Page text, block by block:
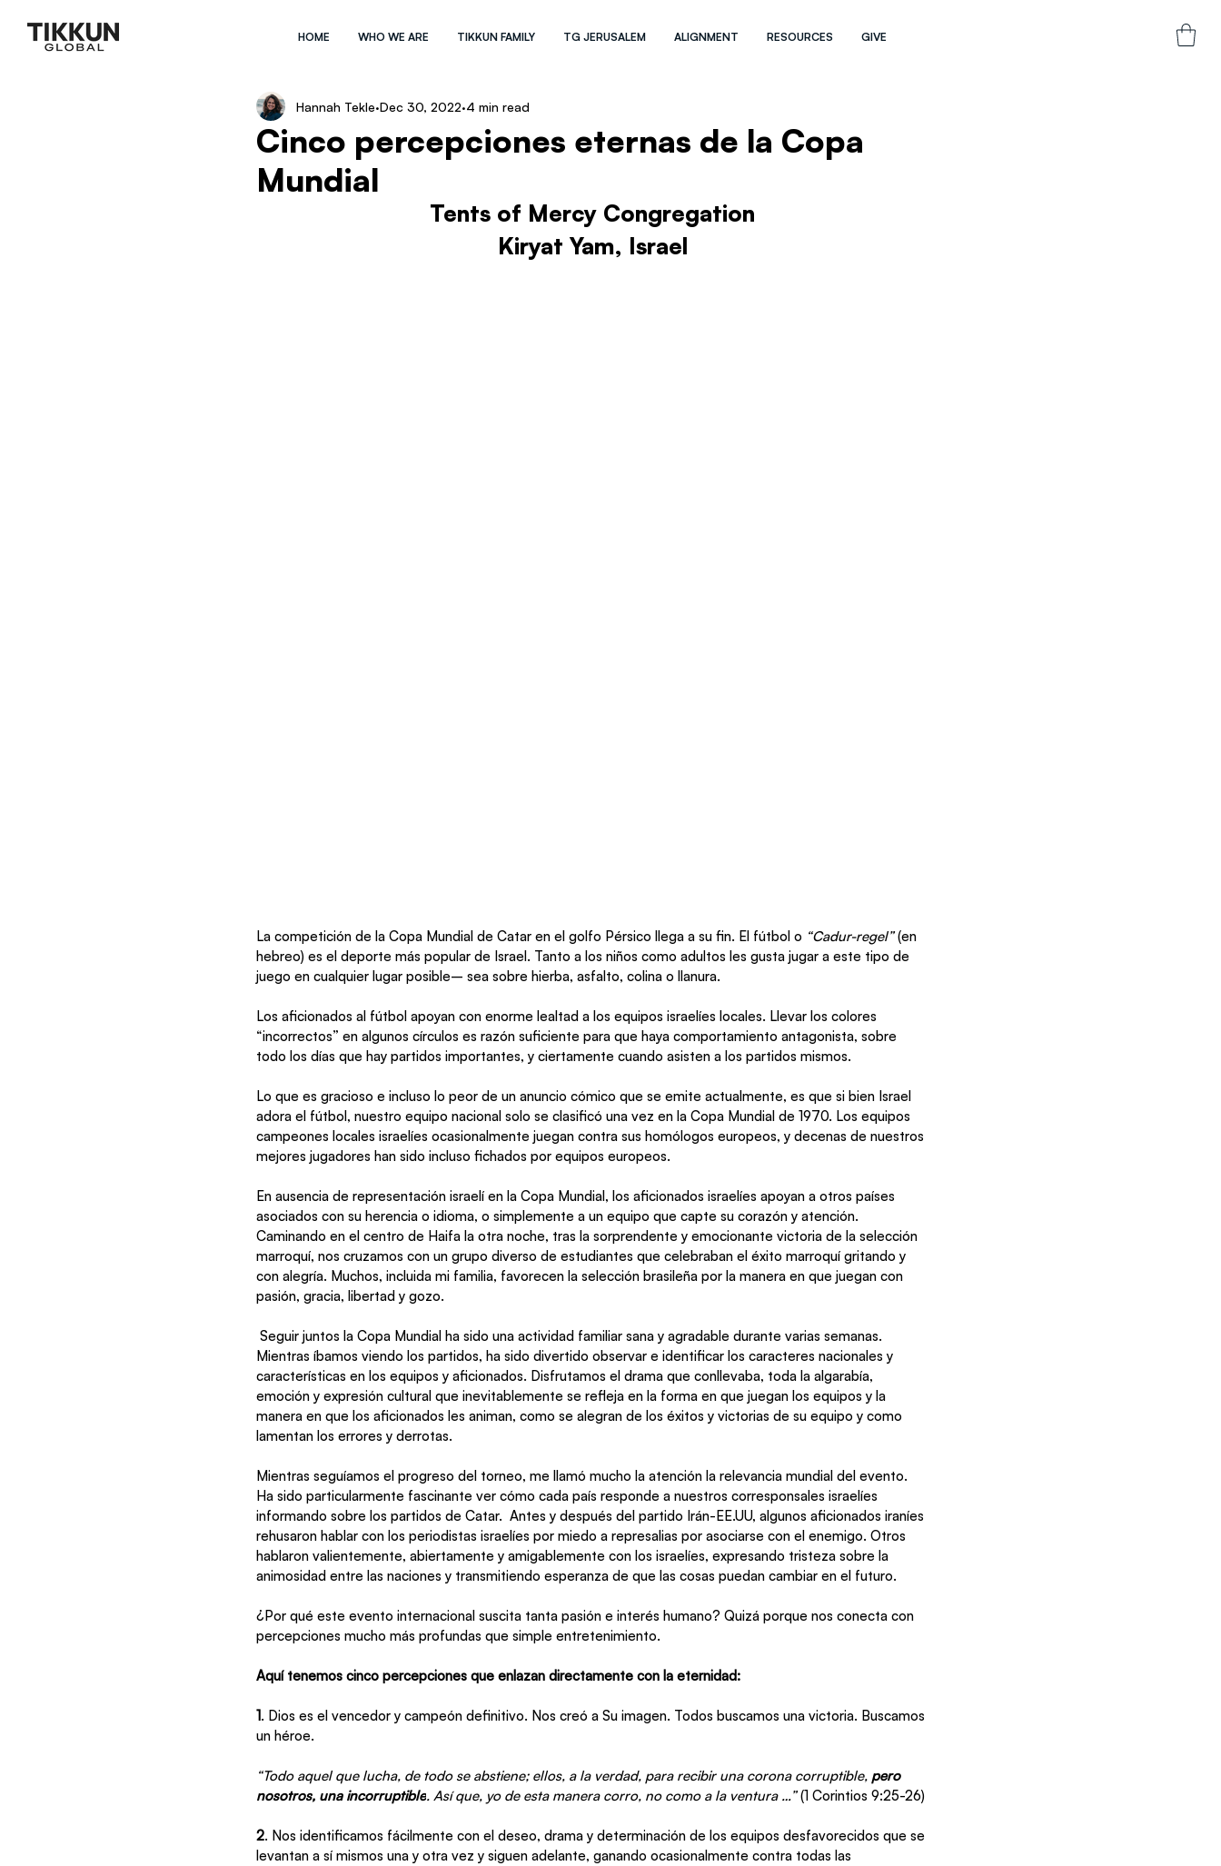
HOME WHO WE ARE TIKKUN FAMILY TG JERUSALEM ALIGNMENT RESOURCES GIVE
Cinco percepciones eternas de la Copa
Mundial
Hannah Tekle Dec 30, 2022 4 min read
Tents of Mercy Congregation
Kiryat Yam, Israel
La competición de la Copa Mundial de Catar en el golfo Pérsico llega a su fin. El fútbol o “Cadur-regel” (en
hebreo) es el deporte más popular de Israel. Tanto a los niños como adultos les gusta jugar a este tipo de
juego en cualquier lugar posible– sea sobre hierba, asfalto, colina o llanura.
Los aficionados al fútbol apoyan con enorme lealtad a los equipos israelíes locales. Llevar los colores
“incorrectos” en algunos círculos es razón suficiente para que haya comportamiento antagonista, sobre
todo los días que hay partidos importantes, y ciertamente cuando asisten a los partidos mismos.
Lo que es gracioso e incluso lo peor de un anuncio cómico que se emite actualmente, es que si bien Israel
adora el fútbol, nuestro equipo nacional solo se clasificó una vez en la Copa Mundial de 1970. Los equipos
campeones locales israelíes ocasionalmente juegan contra sus homólogos europeos, y decenas de nuestros
mejores jugadores han sido incluso fichados por equipos europeos.
En ausencia de representación israelí en la Copa Mundial, los aficionados israelíes apoyan a otros países
asociados con su herencia o idioma, o simplemente a un equipo que capte su corazón y atención.
Caminando en el centro de Haifa la otra noche, tras la sorprendente y emocionante victoria de la selección
marroquí, nos cruzamos con un grupo diverso de estudiantes que celebraban el éxito marroquí gritando y
con alegría. Muchos, incluida mi familia, favorecen la selección brasileña por la manera en que juegan con
pasión, gracia, libertad y gozo.
Mientras íbamos viendo los partidos, ha sido divertido observar e identificar los caracteres nacionales y
características en los equipos y aficionados. Disfrutamos el drama que conllevaba, toda la algarabía,
emoción y expresión cultural que inevitablemente se refleja en la forma en que juegan los equipos y la
manera en que los aficionados les animan, como se alegran de los éxitos y victorias de su equipo y como
lamentan los errores y derrotas.
Mientras seguíamos el progreso del torneo, me llamó mucho la atención la relevancia mundial del evento.
Ha sido particularmente fascinante ver cómo cada país responde a nuestros corresponsales israelíes
informando sobre los partidos de Catar.  Antes y después del partido Irán-EE.UU, algunos aficionados iraníes
rehusaron hablar con los periodistas israelíes por miedo a represalias por asociarse con el enemigo. Otros
hablaron valientemente, abiertamente y amigablemente con los israelíes, expresando tristeza sobre la
animosidad entre las naciones y transmitiendo esperanza de que las cosas puedan cambiar en el futuro.
¿Por qué este evento internacional suscita tanta pasión e interés humano? Quizá porque nos conecta con
percepciones mucho más profundas que simple entretenimiento.
Aquí tenemos cinco percepciones que enlazan directamente con la eternidad:
1. Dios es el vencedor y campeón definitivo. Nos creó a Su imagen. Todos buscamos una victoria. Buscamos
un héroe.
“Todo aquel que lucha, de todo se abstiene; ellos, a la verdad, para recibir una corona corruptible, pero
nosotros, una incorruptible. Así que, yo de esta manera corro, no como a la ventura …” (1 Corintios 9:25-26)
2. Nos identificamos fácilmente con el deseo, drama y determinación de los equipos desfavorecidos que se
levantan a sí mismos una y otra vez y siguen adelante, ganando ocasionalmente contra todas las